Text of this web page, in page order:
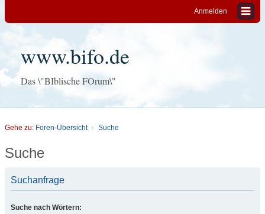
Anmelden
www.bifo.de
Das \"BIblische FOrum\"
Gehe zu: Foren-Übersicht Suche
Suche
Suchanfrage
Suche nach Wörtern: